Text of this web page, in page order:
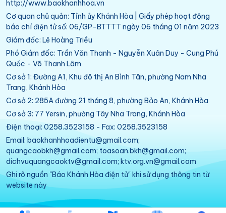
http://www.baokhanhhoa.vn
Cơ quan chủ quản: Tỉnh ủy Khánh Hòa | Giấy phép hoạt động
báo chí điện tử số: 06/GP-BTTTT ngày 06 tháng 01 năm 2023
Giám đốc: Lê Hoàng Triều
Phó Giám đốc: Trần Văn Thanh - Nguyễn Xuân Duy - Cung Phú
Quốc - Võ Thanh Lâm
Cơ sở 1: Đường A1, Khu đô thị An Bình Tân, phường Nam Nha
Trang, Khánh Hòa
Cơ sở 2: 285A đường 21 tháng 8, phường Bảo An, Khánh Hòa
Cơ sở 3: 77 Yersin, phường Tây Nha Trang, Khánh Hòa
Điện thoại: 0258.3523158 - Fax: 0258.3523158
Email: baokhanhhoadientu@gmail.com;
quangcaobkh@gmail.com; toasoan.bkh@gmail.com;
dichvuquangcaoktv@gmail.com; ktv.org.vn@gmail.com
Ghi rõ nguồn "Báo Khánh Hòa điện tử" khi sử dụng thông tin từ
website này